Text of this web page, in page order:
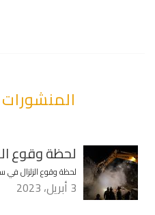
لحظة وقوع
لحظة وقوع الزلزال في
3 أبريل، 2023